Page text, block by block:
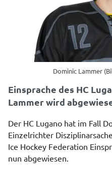
Dominic Lammer
Einsprache des HC
Lammer wird
Der HC Lugano hat im Fall
Einzelrichter
Ice Hockey Federation
nun abgewiesen.